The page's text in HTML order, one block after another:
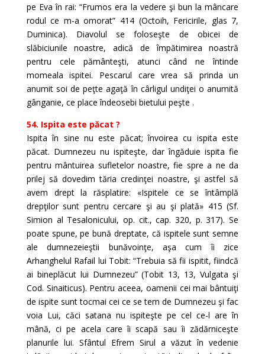
pe Eva în rai: “Frumos era la vedere şi bun la mâncare
rodul ce m-a omorat” 414 (Octoih, Fericirile, glas 7,
Duminica). Diavolul se foloseşte de obicei de
slăbiciunile noastre, adică de împătimirea noastră
pentru cele pământeşti, atunci când ne întinde
momeala ispitei. Pescarul care vrea să prinda un
anumit soi de peţte agaţă în cârligul undiţei o anumită
gânganie, ce place îndeosebi bietului peşte .
54. Ispita este păcat ?
Ispita în sine nu este păcat; învoirea cu ispita este
păcat. Dumnezeu nu ispiteşte, dar îngăduie ispita fie
pentru mântuirea sufletelor noastre, fie spre a ne da
prilej să dovedim tăria credinţei noastre, şi astfel să
avem drept la răsplatire: «Ispitele ce se întâmplă
drepţilor sunt pentru cercare şi au şi plată» 415 (Sf.
Simion al Tesalonicului, op. cit., cap. 320, p. 317). Se
poate spune, pe bună dreptate, că ispitele sunt semne
ale dumnezeieştii bunăvoinţe, aşa cum îi zice
Arhanghelul Rafail lui Tobit: “Trebuia să fii ispitit, fiindcă
ai bineplăcut lui Dumnezeu” (Tobit 13, 13, Vulgata şi
Cod. Sinaiticus). Pentru aceea, oamenii cei mai bântuiţi
de ispite sunt tocmai cei ce se tem de Dumnezeu şi fac
voia Lui, căci satana nu ispiteşte pe cel ce-l are în
mână, ci pe acela care îi scapă sau îi zădărniceşte
planurile lui. Sfântul Efrem Sirul a văzut în vedenie